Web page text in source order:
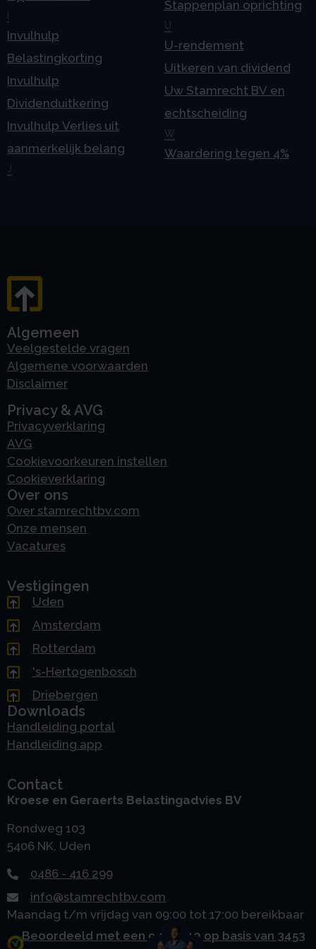
Invulhulp
Belastingkorting
Invulhulp
Dividenduitkering
Invulhulp Verlies uit
aanmerkelijk belang
J
Stappenplan oprichting
U
U-rendement
Uitkeren van dividend
Uw Stamrecht BV en
echtscheiding
W
Waardering tegen 4%
Algemeen
Veelgestelde vragen
Algemene voorwaarden
Disclaimer
Privacy & AVG
Privacyverklaring
AVG
Cookievoorkeuren instellen
Cookieverklaring
Over ons
Over stamrechtbv.com
Onze mensen
Vacatures
Vestigingen
Uden
Amsterdam
Rotterdam
's-Hertogenbosch
Driebergen
Downloads
Handleiding portal
Handleiding app
Contact
Kroese en Geraerts Belastingadvies BV
Rondweg 103
5406 NK, Uden
0486 - 416 299
info@stamrechtbv.com
Maandag t/m vrijdag van 09:00 tot 17:00 bereikbaar
Beoordeeld met een 9.0 uit 10 op basis van 3453